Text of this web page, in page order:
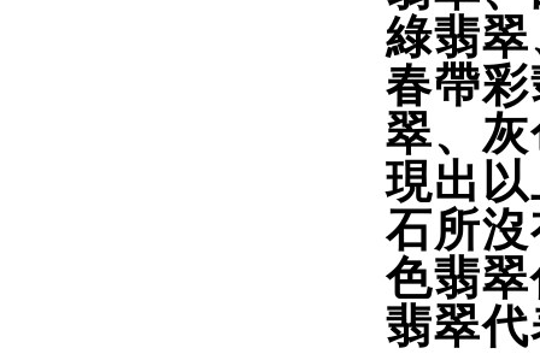
綠翡
春帶
翠、
現出
石所
色翡
翡翠